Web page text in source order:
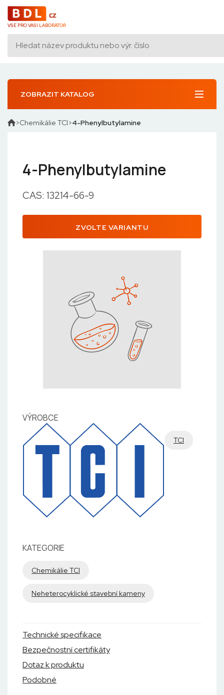
VŠE PRO VAŠI LABORATOŘ
ZOBRAZIT KATALOG
Chemikálie TCI 4-Phenylbutylamine
4-Phenylbutylamine
CAS: 13214-66-9
ZVOLTE VARIANTU
VÝROBCE
TCI
KATEGORIE
Chemikálie TCI
Neheterocyklické stavební kameny
Technické specifikace
Bezpečnostní certifikáty
Dotaz k produktu
Podobné